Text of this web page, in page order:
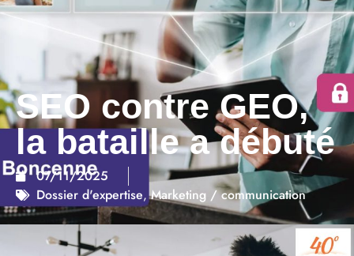
SEO contre GEO,
la bataille a débuté
07/11/2025
Dossier d'expertise,Marketing / communication